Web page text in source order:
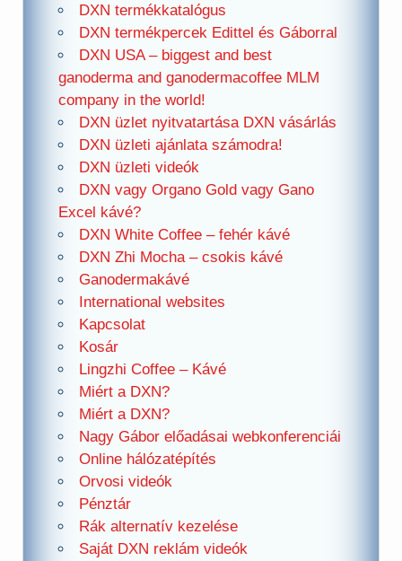
DXN termékkatalógus
DXN termékpercek Edittel és Gáborral
DXN USA – biggest and best
ganoderma and ganodermacoffee MLM
company in the world!
DXN üzlet nyitvatartása DXN vásárlás
DXN üzleti ajánlata számodra!
DXN üzleti videók
DXN vagy Organo Gold vagy Gano
Excel kávé?
DXN White Coffee – fehér kávé
DXN Zhi Mocha – csokis kávé
Ganodermakávé
International websites
Kapcsolat
Kosár
Lingzhi Coffee – Kávé
Miért a DXN?
Miért a DXN?
Nagy Gábor előadásai webkonferenciái
Online hálózatépítés
Orvosi videók
Pénztár
Rák alternatív kezelése
Saját DXN reklám videók